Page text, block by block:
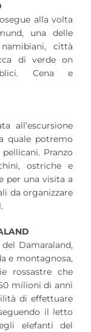
alla volta
una delle
città
di verde on
Cena e
all’escursione
quale potremo
Pranzo
ostriche e
per una visita a
da organizzare
Damaraland,
e montagnosa,
rossastre che
milioni di anni
di effettuare
il letto
elefanti del